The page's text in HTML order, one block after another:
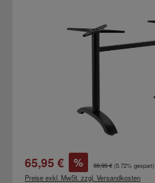
Verkaufspreis:
65,95 € % Regulärer Preis:
69,95 € (5.72% gespart)
Preise exkl. MwSt. zzgl. Versandkosten